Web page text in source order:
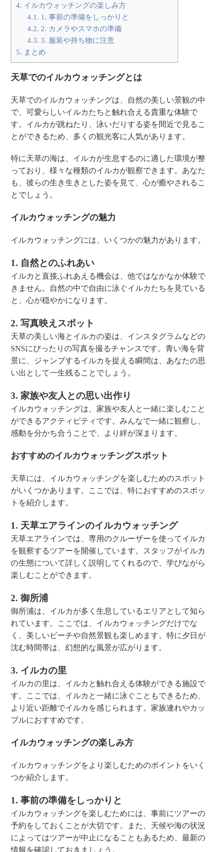
4. イルカウォッチングの楽しみ方
4.1. 1. 事前の準備をしっかりと
4.2. 2. カメラやスマホの準備
4.3. 3. 服装や持ち物に注意
5. まとめ
天草でのイルカウォッチングとは
天草でのイルカウォッチングは、自然の美しい景観の中
で、可愛らしいイルカたちと触れ合える貴重な体験で
す。イルカが跳ねたり、泳いだりする姿を間近で見るこ
とができるため、多くの観光客に人気があります。
特に天草の海は、イルカが生息するのに適した環境が整
っており、様々な種類のイルカが観察できます。あなた
も、彼らの生き生きとした姿を見て、心が癒やされるこ
とでしょう。
イルカウォッチングの魅力
イルカウォッチングには、いくつかの魅力があります。
1. 自然とのふれあい
イルカと直接ふれあえる機会は、他ではなかなか体験で
きません。自然の中で自由に泳ぐイルカたちを見ている
と、心が穏やかになります。
2. 写真映えスポット
天草の美しい海とイルカの姿は、インスタグラムなどの
SNSにぴったりの写真を撮るチャンスです。青い海を背
景に、ジャンプするイルカを捉える瞬間は、あなたの思
い出として一生残ることでしょう。
3. 家族や友人との思い出作り
イルカウォッチングは、家族や友人と一緒に楽しむこと
ができるアクティビティです。みんなで一緒に観察し、
感動を分かち合うことで、より絆が深まります。
おすすめのイルカウォッチングスポット
天草には、イルカウォッチングを楽しむためのスポット
がいくつかあります。ここでは、特におすすめのスポッ
トを紹介します。
1. 天草エアラインのイルカウォッチング
天草エアラインでは、専用のクルーザーを使ってイルカ
を観察するツアーを開催しています。スタッフがイルカ
の生態について詳しく説明してくれるので、学びながら
楽しむことができます。
2. 御所浦
御所浦は、イルカが多く生息しているエリアとして知ら
れています。ここでは、イルカウォッチングだけでな
く、美しいビーチや自然景観も楽しめます。特に夕日が
沈む時間帯は、幻想的な風景が広がります。
3. イルカの里
イルカの里は、イルカと触れ合える体験ができる施設で
す。ここでは、イルカと一緒に泳ぐこともできるため、
より近い距離でイルカを感じられます。家族連れやカッ
プルにおすすめです。
イルカウォッチングの楽しみ方
イルカウォッチングをより楽しむためのポイントをいく
つか紹介します。
1. 事前の準備をしっかりと
イルカウォッチングを楽しむためには、事前にツアーの
予約をしておくことが大切です。また、天候や海の状況
によってはツアーが中止になることもあるため、最新の
情報を確認しておきましょう。